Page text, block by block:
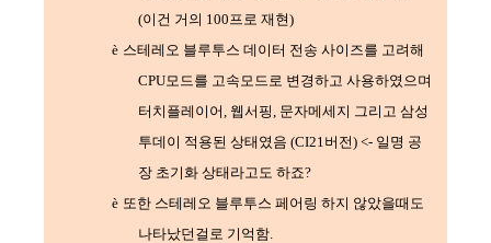
(이건 거의 100프로 재현)
è 스테레오 블루투스 데이터 전송 사이즈를 고려해
CPU모드를 고속모드로 변경하고 사용하였으며
터치플레이어, 웹서핑, 문자메세지 그리고 삼성
투데이 적용된 상태였음 (CI21버전) <- 일명 공
장 초기화 상태라고도 하죠?
è 또한 스테레오 블루투스 페어링 하지 않았을때도
나타났던걸로 기억함.